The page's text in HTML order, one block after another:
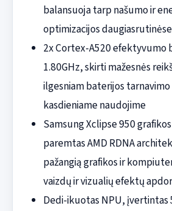
balansuoja tarp našumo ir
optimizacijos
2x Cortex-A520 efektyvumo
1.80GHz, skirti mažesnės
ilgesniam baterijos
kasdieniame naudojime
Samsung Xclipse 950
paremtas AMD RDNA
pažangią grafikos ir
vaizdų ir vizualių efektų
Dedi-ikuotas NPU, įvertintas